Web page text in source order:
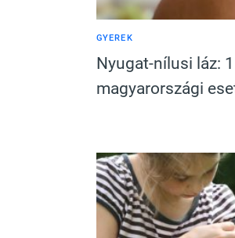
GYEREK
Nyugat-nílusi láz:
magyarországi